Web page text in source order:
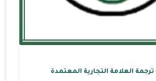
العلامة التجارية المعتمدة